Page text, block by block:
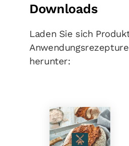
Downloads
Laden Sie sich
herunter: